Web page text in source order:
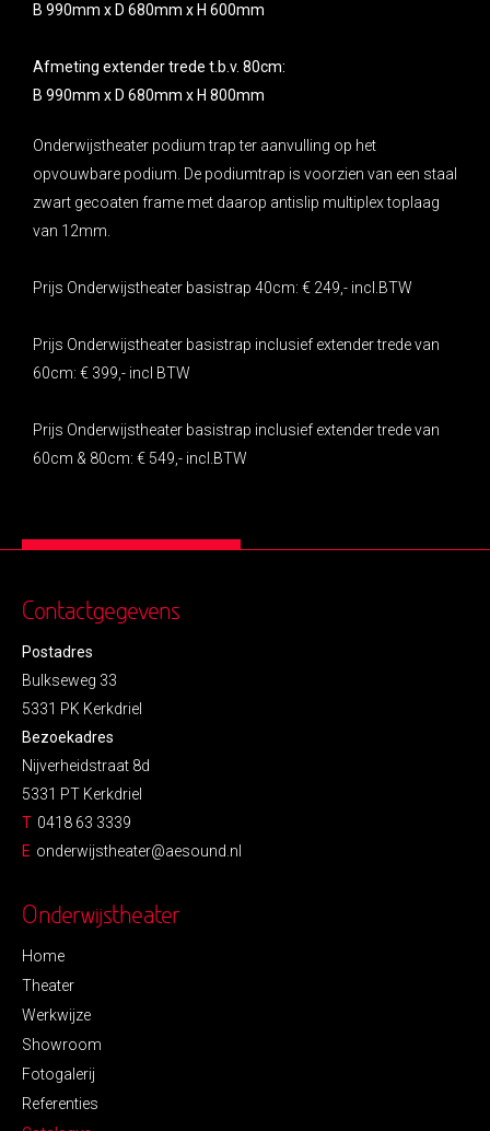
B 990mm x D 680mm x H 600mm
Afmeting extender trede t.b.v. 80cm:
B 990mm x D 680mm x H 800mm
Onderwijstheater podium trap ter aanvulling op het
opvouwbare podium. De podiumtrap is voorzien van een staal
zwart gecoaten frame met daarop antislip multiplex toplaag
van 12mm.
Prijs Onderwijstheater basistrap 40cm: € 249,- incl.BTW
Prijs Onderwijstheater basistrap inclusief extender trede van
60cm: € 399,- incl BTW
Prijs Onderwijstheater basistrap inclusief extender trede van
60cm & 80cm: € 549,- incl.BTW
Contactgegevens
Postadres
Bulkseweg 33
5331 PK Kerkdriel
Bezoekadres
Nijverheidstraat 8d
5331 PT Kerkdriel
T 0418 63 3339
E onderwijstheater@aesound.nl
Onderwijstheater
Home
Theater
Werkwijze
Showroom
Fotogalerij
Referenties